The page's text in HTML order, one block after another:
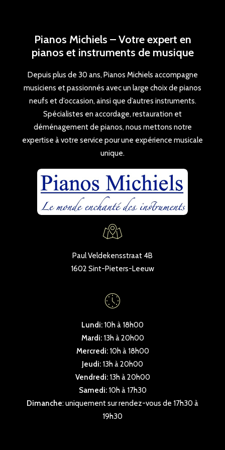
Pianos Michiels – Votre expert en
pianos et instruments de musique
Depuis plus de 30 ans, Pianos Michiels accompagne
musiciens et passionnés avec un large choix de pianos
neufs et d’occasion, ainsi que d’autres instruments.
Spécialistes en accordage, restauration et
déménagement de pianos, nous mettons notre
expertise à votre service pour une expérience musicale
unique.
Paul Veldekensstraat 4B
1602 Sint-Pieters-Leeuw
Lundi: 10h à 18h00
Mardi:13h à 20h00
Mercredi:10h à 18h00
Jeudi: 13h à 20h00
Vendredi:13h à 20h00
Samedi:10h à 17h30
Dimanche: uniquement sur rendez-vous de 17h30 à
19h30